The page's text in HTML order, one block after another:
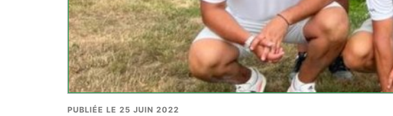
PUBLIÉE LE 25 JUIN 2022